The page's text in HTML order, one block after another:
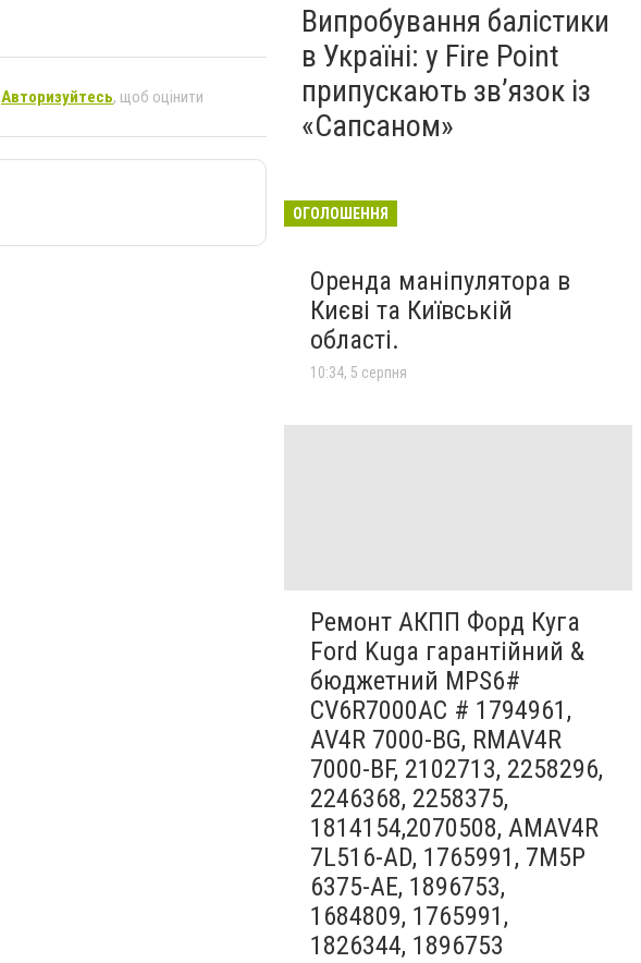
Авторизуйтесь, щоб оцінити
Випробування балістики
в Україні: у Fire Point
припускають зв’язок із
«Сапсаном»
ОГОЛОШЕННЯ
Оренда маніпулятора в
Києві та Київській
області.
10:34, 5 серпня
Ремонт АКПП Форд Куга
Ford Kuga гарантійний &
бюджетний MPS6#
CV6R7000AC # 1794961,
AV4R 7000-BG, RMAV4R
7000-BF, 2102713, 2258296,
2246368, 2258375,
1814154,2070508, AMAV4R
7L516-AD, 1765991, 7M5P
6375-AE, 1896753,
1684809, 1765991,
1826344, 1896753